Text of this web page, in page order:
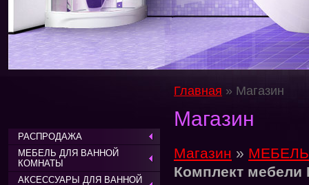
РАСПРОДАЖА
МЕБЕЛЬ ДЛЯ ВАННОЙ
КОМНАТЫ
АКСЕССУАРЫ ДЛЯ ВАННОЙ
Главная » Магазин
Магазин
Магазин »
Комплект